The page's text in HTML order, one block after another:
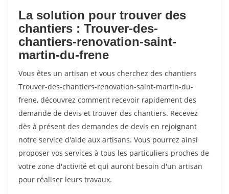
La solution pour trouver des
chantiers : Trouver-des-
chantiers-renovation-saint-
martin-du-frene
Vous êtes un artisan et vous cherchez des chantiers
Trouver-des-chantiers-renovation-saint-martin-du-
frene, découvrez comment recevoir rapidement des
demande de devis et trouver des chantiers. Recevez
dès à présent des demandes de devis en rejoignant
notre service d'aide aux artisans. Vous pourrez ainsi
proposer vos services à tous les particuliers proches de
votre zone d'activité et qui auront besoin d'un artisan
pour réaliser leurs travaux.